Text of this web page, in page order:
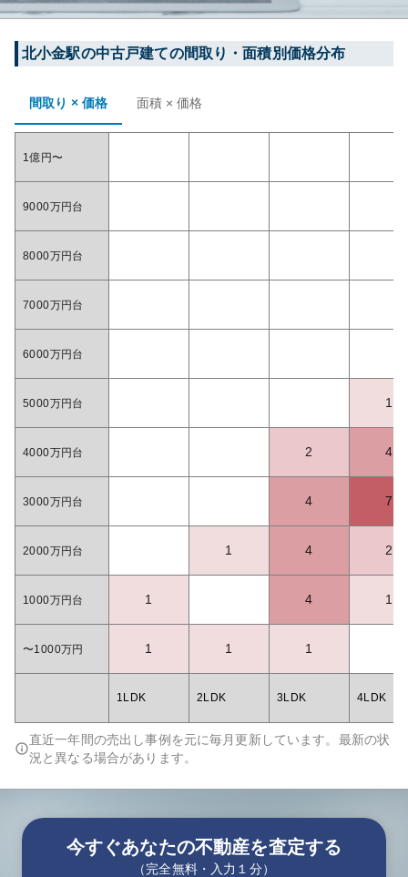
北小金駅の中古戸建ての間取り・面積別価格分布
間取り × 価格 面積 × 価格
1億円〜
9000万円台
8000万円台
7000万円台
6000万円台
5000万円台 1
4000万円台 2 4
3000万円台 4 7
2000万円台 1 4 2
1000万円台 1 4 1
〜1000万円 1 1 1
1LDK 2LDK 3LDK 4LDK
直近一年間の売出し事例を元に毎月更新しています。最新の状
況と異なる場合があります。
今すぐあなたの不動産を査定する
（完全無料・入力１分）